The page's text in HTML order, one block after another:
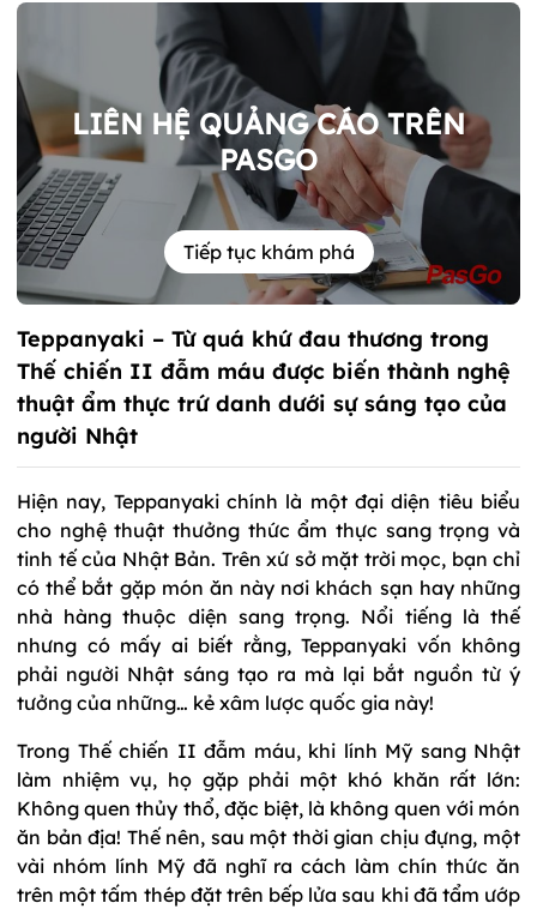
LIÊN HỆ QUẢNG CÁO TRÊN
PASGO
Tiếp tục khám phá
Teppanyaki – Từ quá khứ đau thương trong
Thế chiến II đẫm máu được biến thành nghệ
thuật ẩm thực trứ danh dưới sự sáng tạo của
người Nhật
Hiện nay, Teppanyaki chính là một đại diện tiêu biểu
cho nghệ thuật thưởng thức ẩm thực sang trọng và
tinh tế của Nhật Bản. Trên xứ sở mặt trời mọc, bạn chỉ
có thể bắt gặp món ăn này nơi khách sạn hay những
nhà hàng thuộc diện sang trọng. Nổi tiếng là thế
nhưng có mấy ai biết rằng, Teppanyaki vốn không
phải người Nhật sáng tạo ra mà lại bắt nguồn từ ý
tưởng của những… kẻ xâm lược quốc gia này!
Trong Thế chiến II đẫm máu, khi lính Mỹ sang Nhật
làm nhiệm vụ, họ gặp phải một khó khăn rất lớn:
Không quen thủy thổ, đặc biệt, là không quen với món
ăn bản địa! Thế nên, sau một thời gian chịu đựng, một
vài nhóm lính Mỹ đã nghĩ ra cách làm chín thức ăn
trên một tấm thép đặt trên bếp lửa sau khi đã tẩm ướp